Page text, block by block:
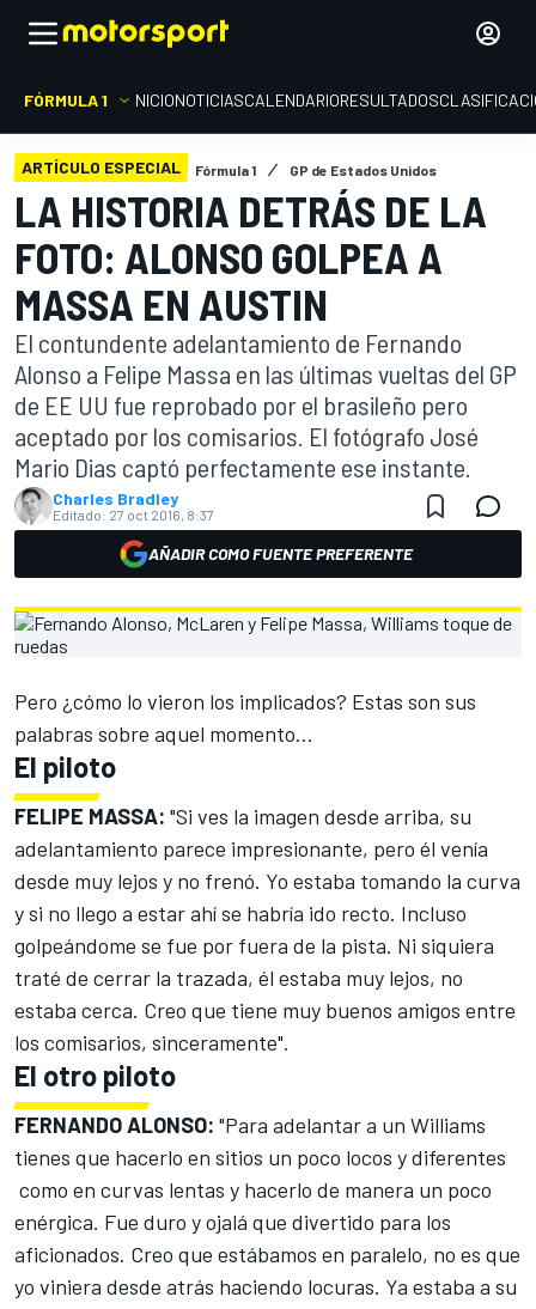
FÓRMULA 1 INICIONOTICIASCALENDARIORESULTADOS
ARTÍCULO ESPECIAL Fórmula 1 GP de Estados Unidos
LA HISTORIA DETRÁS DE LA
FOTO: ALONSO GOLPEA A
MASSA EN AUSTIN
El contundente adelantamiento de Fernando
Alonso a Felipe Massa en las últimas vueltas del GP
de EE UU fue reprobado por el brasileño pero
aceptado por los comisarios. El fotógrafo José
Mario Dias captó perfectamente ese instante.
Charles Bradley
Editado: 27 oct 2016, 8:37
AÑADIR COMO FUENTE PREFERENTE
Pero ¿cómo lo vieron los implicados? Estas son sus
palabras sobre aquel momento...
El piloto
FELIPE MASSA: "Si ves la imagen desde arriba, su
adelantamiento parece impresionante, pero él venía
desde muy lejos y no frenó. Yo estaba tomando la curva
y si no llego a estar ahí se habría ido recto. Incluso
golpeándome se fue por fuera de la pista. Ni siquiera
traté de cerrar la trazada, él estaba muy lejos, no
estaba cerca. Creo que tiene muy buenos amigos entre
los comisarios, sinceramente".
El otro piloto
FERNANDO ALONSO: "Para adelantar a un Williams
tienes que hacerlo en sitios un poco locos y diferentes
como en curvas lentas y hacerlo de manera un poco
enérgica. Fue duro y ojalá que divertido para los
aficionados. Creo que estábamos en paralelo, no es que
yo viniera desde atrás haciendo locuras. Ya estaba a su